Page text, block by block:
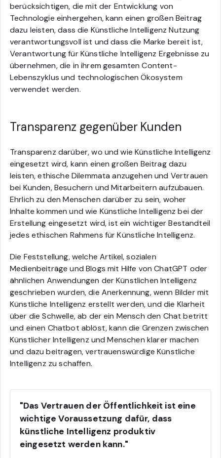
berücksichtigen, die mit der Entwicklung von
Technologie einhergehen, kann einen großen Beitrag
dazu leisten, dass die Künstliche Intelligenz Nutzung
verantwortungsvoll ist und dass die Marke bereit ist,
Verantwortung für Künstliche Intelligenz Ergebnisse zu
übernehmen, die in ihrem gesamten Content-
Lebenszyklus und technologischen Ökosystem
verwendet werden.
Transparenz gegenüber Kunden
Transparenz darüber, wo und wie Künstliche Intelligenz
eingesetzt wird, kann einen großen Beitrag dazu
leisten, ethische Dilemmata anzugehen und Vertrauen
bei Kunden, Besuchern und Mitarbeitern aufzubauen.
Ehrlich zu den Menschen darüber zu sein, woher
Inhalte kommen und wie Künstliche Intelligenz bei der
Erstellung eingesetzt wird, ist ein wichtiger Bestandteil
jedes ethischen Rahmens für Künstliche Intelligenz.
Die Feststellung, welche Artikel, sozialen
Medienbeiträge und Blogs mit Hilfe von ChatGPT oder
ähnlichen Anwendungen der Künstlichen Intelligenz
geschrieben wurden, die Anerkennung, wenn Bilder mit
Künstliche Intelligenz erstellt werden, und die Klarheit
über die Schwelle, ab der ein Mensch den Chat betritt
und einen Chatbot ablöst, kann die Grenzen zwischen
Künstlicher Intelligenz und Menschen klarer machen
und dazu beitragen, vertrauenswürdige Künstliche
Intelligenz zu schaffen.
"Das Vertrauen der Öffentlichkeit ist eine
wichtige Voraussetzung dafür, dass
künstliche Intelligenz produktiv
eingesetzt werden kann."